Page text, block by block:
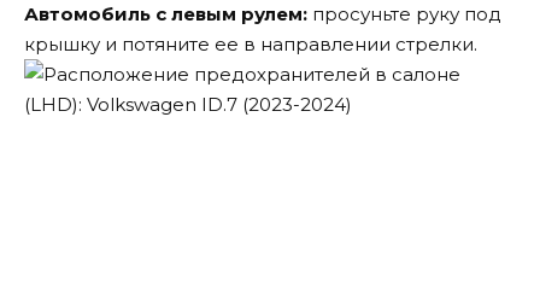
Автомобиль с левым рулем: просуньте руку под
крышку и потяните ее в направлении стрелки.